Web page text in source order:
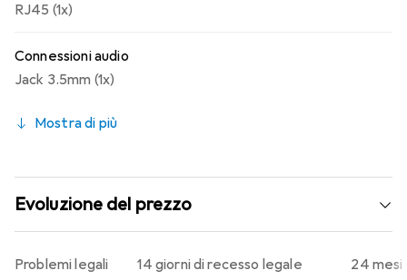
RJ45 (1x)
Connessioni audio
Jack 3.5mm (1x)
Mostra di più
Evoluzione del prezzo
14 giorni di recesso legale
24 mesi
Problemi legali